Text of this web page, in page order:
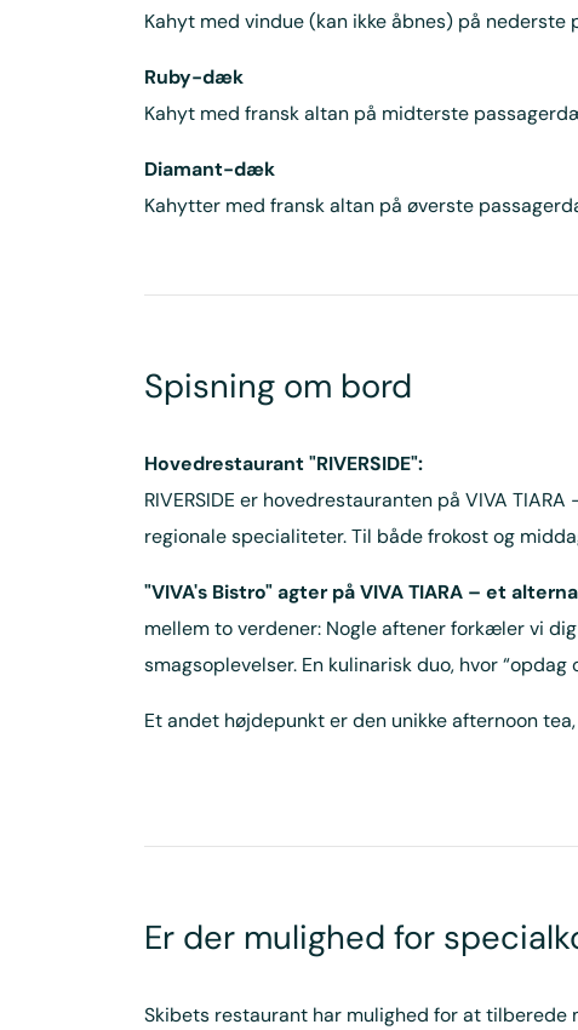
Kahyt med vindue (kan ikke åbnes) på nederste
Ruby-dæk
Kahyt med fransk altan på midterste
Diamant-dæk
Kahytter med fransk altan på øverste
Spisning om bord
Hovedrestaurant "RIVERSIDE":
RIVERSIDE er hovedrestauranten på VIVA
regionale specialiteter. Til både frokost og
"VIVA's Bistro" agter på VIVA TIARA – et
mellem to verdener: Nogle aftener forkæler vi
smagsoplevelser. En kulinarisk duo, hvor “opdag
Et andet højdepunkt er den unikke afternoon
Er der mulighed for
Skibets restaurant har mulighed for at tilberede